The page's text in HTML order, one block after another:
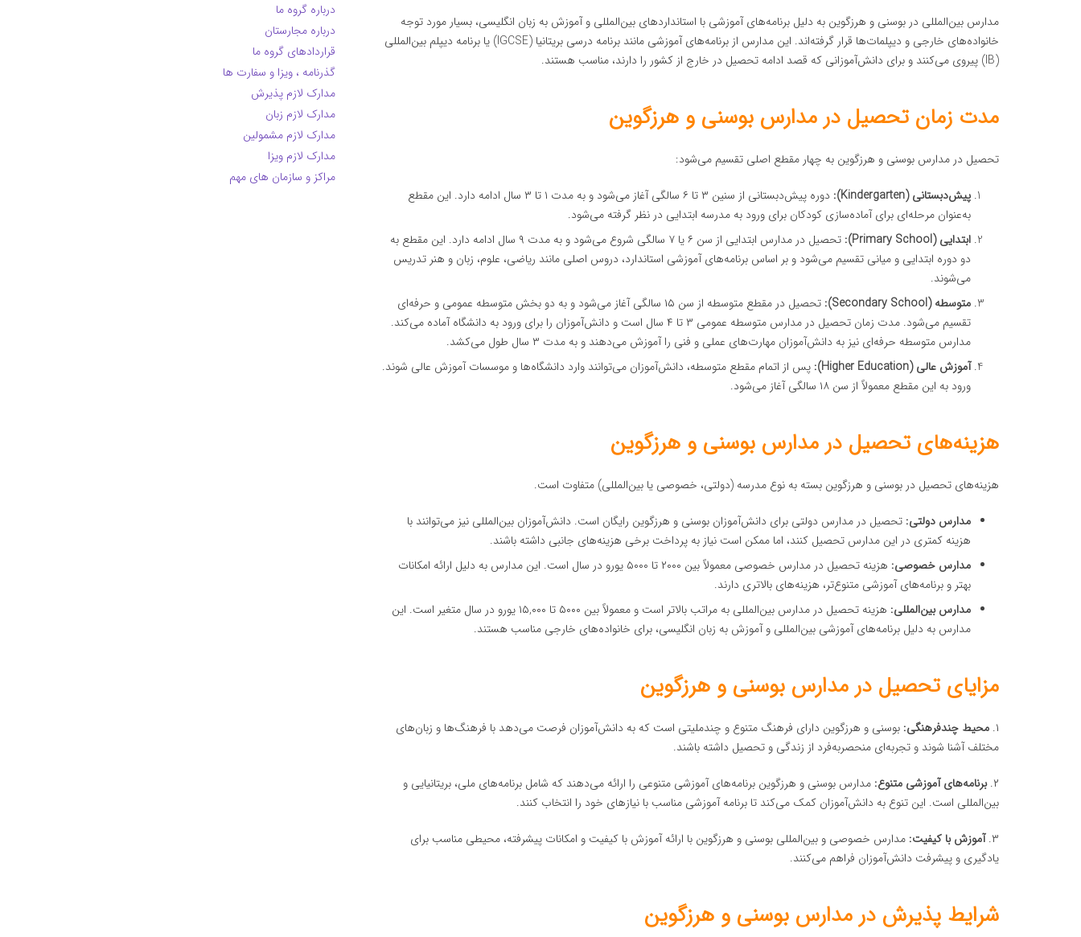
مدارس بین‌المللی در بوسنی و هرزگوین به دلیل برنامه‌های آموزشی با استانداردهای بین‌المللی و آموزش به زبان انگلیسی، بسیار مورد توجه
خانواده‌های خارجی و دیپلمات‌ها قرار گرفته‌اند. این مدارس از برنامه‌های آموزشی مانند برنامه درسی بریتانیا (IGCSE) یا برنامه دیپلم بین‌المللی
(IB) پیروی می‌کنند و برای دانش‌آموزانی که قصد ادامه تحصیل در خارج از کشور را دارند، مناسب هستند.
مدت زمان تحصیل در مدارس بوسنی و هرزگوین
تحصیل در مدارس بوسنی و هرزگوین به چهار مقطع اصلی تقسیم می‌شود:
پیش‌دبستانی (Kindergarten):
دوره پیش‌دبستانی از سنین ۳ تا ۶ سالگی آغاز می‌شود و به مدت ۱ تا ۳ سال ادامه دارد. این مقطع
به‌عنوان مرحله‌ای برای آماده‌سازی کودکان برای ورود به مدرسه ابتدایی در نظر گرفته می‌شود.
ابتدایی (Primary School):
تحصیل در مدارس ابتدایی از سن ۶ یا ۷ سالگی شروع می‌شود و به مدت ۹ سال ادامه دارد. این مقطع به
دو دوره ابتدایی و میانی تقسیم می‌شود و بر اساس برنامه‌های آموزشی استاندارد، دروس اصلی مانند ریاضی، علوم، زبان و هنر تدریس
می‌شوند.
متوسطه (Secondary School):
تحصیل در مقطع متوسطه از سن ۱۵ سالگی آغاز می‌شود و به دو بخش متوسطه عمومی و حرفه‌ای
تقسیم می‌شود. مدت زمان تحصیل در مدارس متوسطه عمومی ۳ تا ۴ سال است و دانش‌آموزان را برای ورود به دانشگاه آماده می‌کند.
مدارس متوسطه حرفه‌ای نیز به دانش‌آموزان مهارت‌های عملی و فنی را آموزش می‌دهند و به مدت ۳ سال طول می‌کشد.
آموزش عالی (Higher Education):
پس از اتمام مقطع متوسطه، دانش‌آموزان می‌توانند وارد دانشگاه‌ها و موسسات آموزش عالی شوند.
ورود به این مقطع معمولاً از سن ۱۸ سالگی آغاز می‌شود.
هزینه‌های تحصیل در مدارس بوسنی و هرزگوین
هزینه‌های تحصیل در بوسنی و هرزگوین بسته به نوع مدرسه (دولتی، خصوصی یا بین‌المللی) متفاوت است.
مدارس دولتی: تحصیل در مدارس دولتی برای دانش‌آموزان بوسنی و هرزگوین رایگان است. دانش‌آموزان بین‌المللی نیز می‌توانند با
هزینه کمتری در این مدارس تحصیل کنند، اما ممکن است نیاز به پرداخت برخی هزینه‌های جانبی داشته باشند.
مدارس خصوصی:
هزینه تحصیل در مدارس خصوصی معمولاً بین ۲۰۰۰ تا ۵۰۰۰ یورو در سال است. این مدارس به دلیل ارائه امکانات
بهتر و برنامه‌های آموزشی متنوع‌تر، هزینه‌های بالاتری دارند.
مدارس بین‌المللی:
هزینه تحصیل در مدارس بین‌المللی به مراتب بالاتر است و معمولاً بین ۵۰۰۰ تا ۱۵,۰۰۰ یورو در سال متغیر است. این
مدارس به دلیل برنامه‌های آموزشی بین‌المللی و آموزش به زبان انگلیسی، برای خانواده‌های خارجی مناسب هستند.
مزایای تحصیل در مدارس بوسنی و هرزگوین
۱. محیط چندفرهنگی: بوسنی و هرزگوین دارای فرهنگ متنوع و چندملیتی است که به دانش‌آموزان فرصت می‌دهد با فرهنگ‌ها و زبان‌های
مختلف آشنا شوند و تجربه‌ای منحصربه‌فرد از زندگی و تحصیل داشته باشند.
۲. برنامه‌های آموزشی متنوع: مدارس بوسنی و هرزگوین برنامه‌های آموزشی متنوعی را ارائه می‌دهند که شامل برنامه‌های ملی، بریتانیایی و
بین‌المللی است. این تنوع به دانش‌آموزان کمک می‌کند تا برنامه آموزشی مناسب با نیازهای خود را انتخاب کنند.
۳. آموزش با کیفیت: مدارس خصوصی و بین‌المللی بوسنی و هرزگوین با ارائه آموزش با کیفیت و امکانات پیشرفته، محیطی مناسب برای
یادگیری و پیشرفت دانش‌آموزان فراهم می‌کنند.
شرایط پذیرش در مدارس بوسنی و هرزگوین
درباره گروه ما
درباره مجارستان
قراردادهای گروه ما
گذرنامه ، ویزا و سفارت ها
مدارک لازم پذیرش
مدارک لازم زبان
مدارک لازم مشمولین
مدارک لازم ویزا
مراکز و سازمان های مهم